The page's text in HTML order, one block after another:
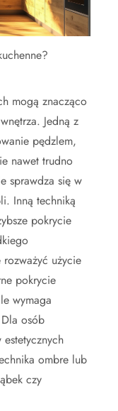
mogą znacząco
Jedną z
pędzlem,
nawet trudno
sprawdza się w
Inną techniką
pokrycie
użycie
pokrycie
wymaga
osób
ombre lub
czy